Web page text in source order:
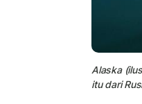
Alaska
itu dari